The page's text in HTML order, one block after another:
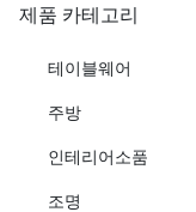
제품 카테고리
테이블웨어
주방
인테리어소품
조명